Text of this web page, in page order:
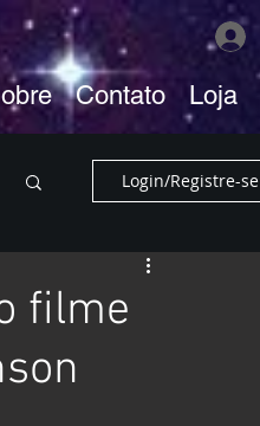
Contato Loja
Login/Registre-se
filme